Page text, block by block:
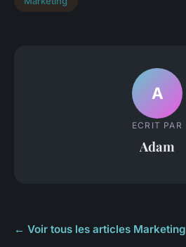
A
ECRIT PAR
Adam
← Voir tous les articles Marketing